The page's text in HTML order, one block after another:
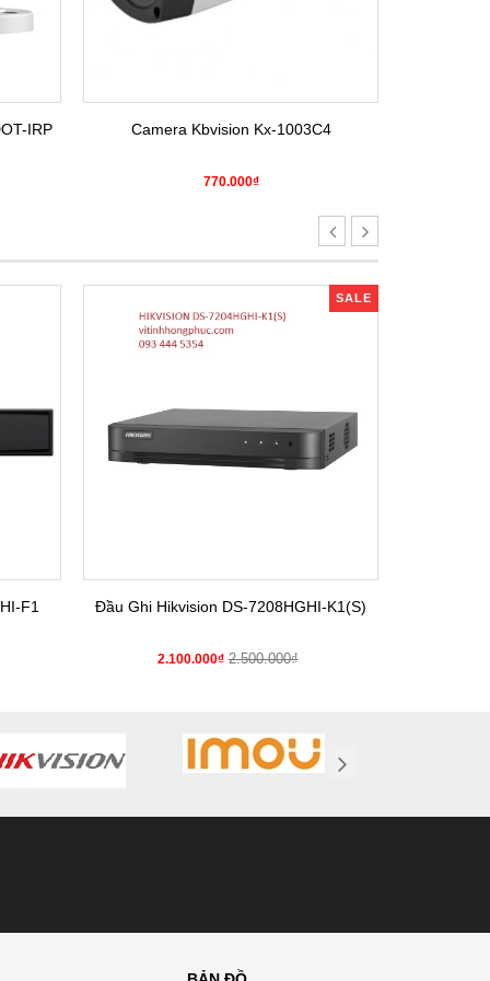
IRP Camera Kbvision Kx-1003C4
770.000₫
F1
SALE
Đầu Ghi Hikvision DS-7208HGHI-K1(S)
2.100.000₫ 2.500.000₫